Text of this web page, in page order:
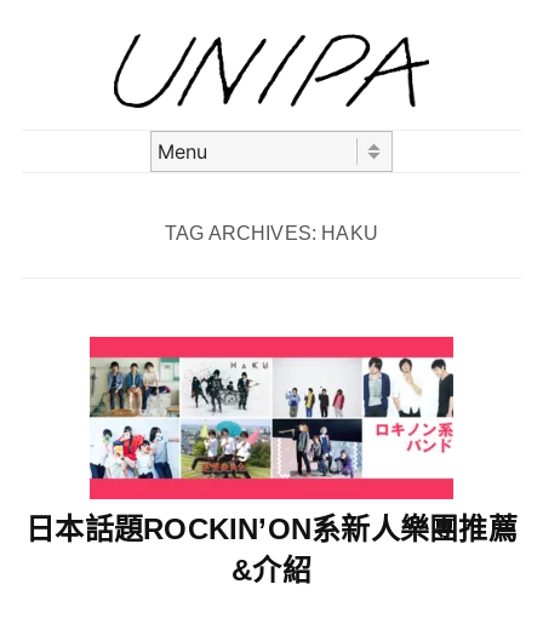
TAG ARCHIVES: HAKU
日本話題ROCKIN’ON系新人樂團推薦
&介紹